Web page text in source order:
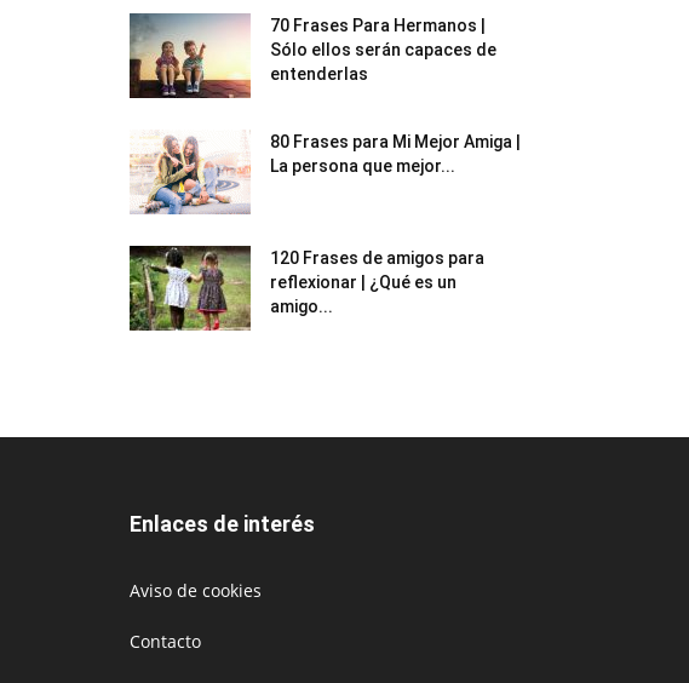
70 Frases Para Hermanos |
Sólo ellos serán capaces de
entenderlas
80 Frases para Mi Mejor Amiga |
La persona que mejor...
120 Frases de amigos para
reflexionar | ¿Qué es un
amigo...
Enlaces de interés
Aviso de cookies
Contacto